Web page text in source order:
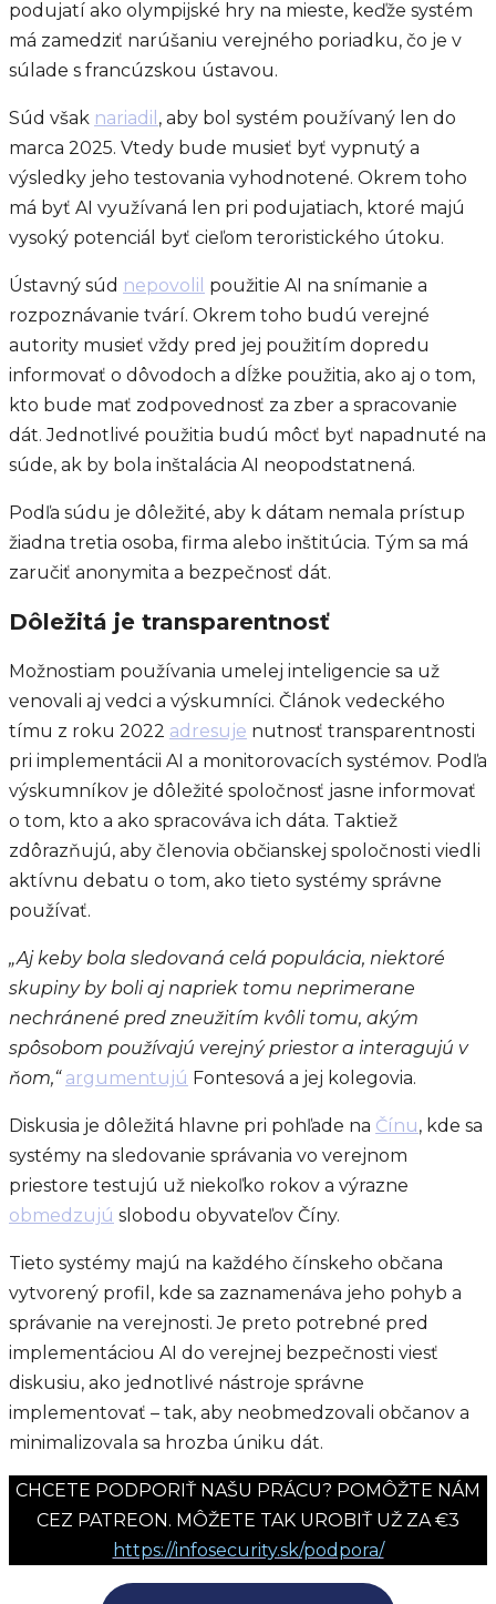
podujatí ako olympijské hry na mieste, keďže systém
má zamedziť narúšaniu verejného poriadku, čo je v
súlade s francúzskou ústavou.
Súd však nariadil , aby bol systém používaný len do
marca 2025. Vtedy bude musieť byť vypnutý a
výsledky jeho testovania vyhodnotené. Okrem toho
má byť AI využívaná len pri podujatiach, ktoré majú
vysoký potenciál byť cieľom teroristického útoku.
Ústavný súd nepovolil použitie AI na snímanie a
rozpoznávanie tvárí. Okrem toho budú verejné
autority musieť vždy pred jej použitím dopredu
informovať o dôvodoch a dĺžke použitia, ako aj o tom,
kto bude mať zodpovednosť za zber a spracovanie
dát. Jednotlivé použitia budú môcť byť napadnuté na
súde, ak by bola inštalácia AI neopodstatnená.
Podľa súdu je dôležité, aby k dátam nemala prístup
žiadna tretia osoba, firma alebo inštitúcia. Tým sa má
zaručiť anonymita a bezpečnosť dát.
Dôležitá je transparentnosť
Možnostiam používania umelej inteligencie sa už
venovali aj vedci a výskumníci. Článok vedeckého
tímu z roku 2022 adresuje nutnosť transparentnosti
pri implementácii AI a monitorovacích systémov. Podľa
výskumníkov je dôležité spoločnosť jasne informovať
o tom, kto a ako spracováva ich dáta. Taktiež
zdôrazňujú, aby členovia občianskej spoločnosti viedli
aktívnu debatu o tom, ako tieto systémy správne
používať.
„Aj keby bola sledovaná celá populácia, niektoré
skupiny by boli aj napriek tomu neprimerane
nechránené pred zneužitím kvôli tomu, akým
spôsobom používajú verejný priestor a interagujú v
ňom,“ argumentujú Fontesová a jej kolegovia.
Diskusia je dôležitá hlavne pri pohľade na Čínu, kde sa
systémy na sledovanie správania vo verejnom
priestore testujú už niekoľko rokov a výrazne
obmedzujú slobodu obyvateľov Číny.
Tieto systémy majú na každého čínskeho občana
vytvorený profil, kde sa zaznamenáva jeho pohyb a
správanie na verejnosti. Je preto potrebné pred
implementáciou AI do verejnej bezpečnosti viesť
diskusiu, ako jednotlivé nástroje správne
implementovať – tak, aby neobmedzovali občanov a
minimalizovala sa hrozba úniku dát.
CHCETE PODPORIŤ NAŠU PRÁCU? POMÔŽTE NÁM
CEZ PATREON. MÔŽETE TAK UROBIŤ UŽ ZA €3
https://infosecurity.sk/podpora/